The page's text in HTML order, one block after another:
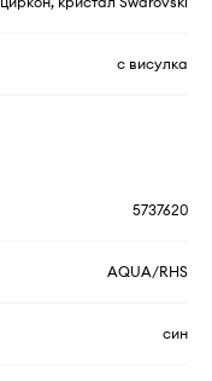
с висулка
5737620
AQUA/RHS
син